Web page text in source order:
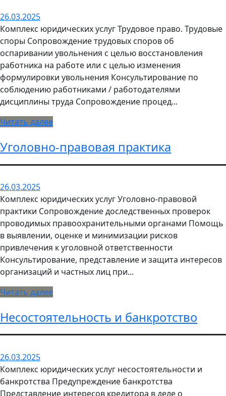
26.03.2025
Комплекс юридических услуг Трудовое право. Трудовые
споры Сопровождение трудовых споров об
оспаривании увольнения с целью восстановления
работника на работе или с целью изменения
формулировки увольнения Консультирование по
соблюдению работниками / работодателями
дисциплины труда Сопровождение процед...
Читать далее
Уголовно-правовая практика
26.03.2025
Комплекс юридических услуг Уголовно-правовой
практики Сопровождение доследственных проверок
проводимых правоохранительными органами Помощь
в выявлении, оценке и минимизации рисков
привлечения к уголовной ответственности
Консультирование, представление и защита интересов
организаций и частных лиц при...
Читать далее
Несостоятельность и банкротство
26.03.2025
Комплекс юридических услуг несостоятельности и
банкротства Предупреждение банкротства
Представление интересов кредитора в деле о